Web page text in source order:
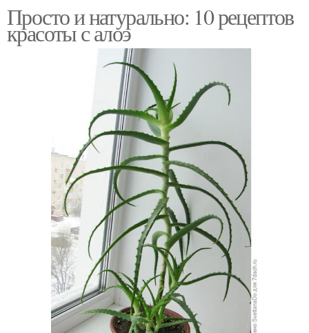
Просто и натурально: 10 рецептов
красоты с алоэ